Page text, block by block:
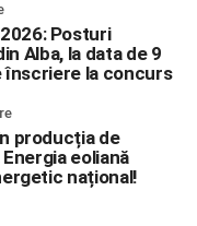
Posturi
Alba, la data de 9
înscriere la concurs
producția de
eoliană
național!